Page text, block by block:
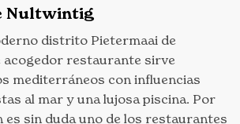
Nultwintig
distrito Pietermaai de
acogedor restaurante sirve
mediterráneos con influencias
al mar y una lujosa piscina. Por
es sin duda uno de los restaurantes